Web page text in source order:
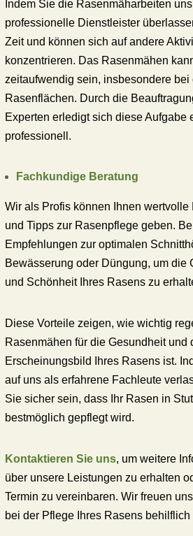
Indem Sie die Rasenmäharbeiten
professionelle Dienstleister
Zeit und können sich auf andere
konzentrieren. Das Rasenmähen
zeitaufwendig sein, insbesondere bei
Rasenflächen. Durch die
Experten erledigt sich diese Aufgabe
professionell.
Fachkundige Beratung
Wir als Profis können Ihnen wertvolle
und Tipps zur Rasenpflege geben.
Empfehlungen zur optimalen
Bewässerung oder Düngung, um die
und Schönheit Ihres Rasens zu
Diese Vorteile zeigen, wie wichtig
Rasenmähen für die Gesundheit und
Erscheinungsbild Ihres Rasens ist.
auf uns als erfahrene Fachleute
Sie sicher sein, dass Ihr Rasen in
bestmöglich gepflegt wird.
Kontaktieren Sie uns, um weitere
über unsere Leistungen zu erhalten
Termin zu vereinbaren. Wir freuen
bei der Pflege Ihres Rasens behilflich